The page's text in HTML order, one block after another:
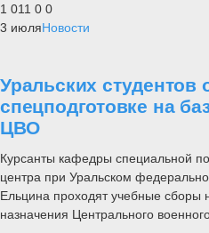
1 011 0 0
3 июляНовости
Уральских студентов
спецподготовке на
ЦВО
Курсанты кафедры специальной
центра при Уральском
Ельцина проходят учебные сборы
назначения Центрального